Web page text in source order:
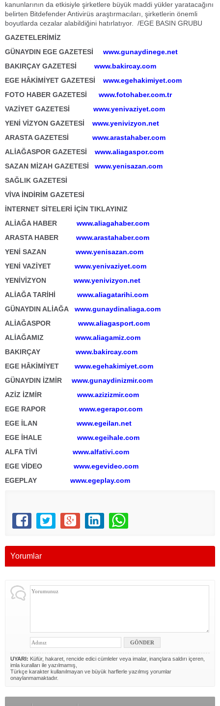
kanunlarının da etkisiyle şirketlere büyük maddi yükler yaratacağını
belirten Bitdefender Antivirüs araştırmacıları, şirketlerin önemli
boyutlarda cezalar alabildiğini hatırlatıyor. /EGE BASIN GRUBU
GAZETELERİMİZ
GÜNAYDIN EGE GAZETESİ
www.gunaydinege.net
BAKIRÇAY GAZETESİ www.bakircay.com
EGE HÂKİMİYET GAZETESİ
www.egehakimiyet.com
FOTO HABER GAZETESİ
www.fotohaber.com.tr
VAZİYET GAZETESİ www.yenivaziyet.com
YENİ VİZYON GAZETESİ
www.yenivizyon.net
ARASTA GAZETESİ www.arastahaber.com
ALİAĞASPOR GAZETESİ
www.aliagaspor.com
SAZAN MİZAH GAZETESİ
www.yenisazan.com
SAĞLIK GAZETESİ
VİVA İNDİRİM GAZETESİ
İNTERNET SİTELERİ İÇİN TIKLAYINIZ
ALİAĞA HABER www.aliagahaber.com
ARASTA HABER www.arastahaber.com
YENİ SAZAN www.yenisazan.com
YENİ VAZİYET www.yenivaziyet.com
YENİVİZYON www.yenivizyon.net
ALİAĞA TARİHİ www.aliagatarihi.com
GÜNAYDIN ALİAĞA
www.gunaydinaliaga.com
ALİAĞASPOR www.aliagasport.com
ALİAĞAMIZ www.aliagamiz.com
BAKIRÇAY www.bakircay.com
EGE HÂKİMİYET www.egehakimiyet.com
GÜNAYDIN İZMİR www.gunaydinizmir.com
AZİZ İZMİR www.azizizmir.com
EGE RAPOR www.egerapor.com
EGE İLAN www.egeilan.net
EGE İHALE www.egeihale.com
ALFA TİVİ www.alfativi.com
EGE VİDEO www.egevideo.com
EGEPLAY www.egeplay.com
Yorumlar
UYARI: Küfür, hakaret, rencide edici cümleler veya imalar, inançlara saldırı içeren,
imla kuralları ile yazılmamış,
Türkçe karakter kullanılmayan ve büyük harflerle yazılmış yorumlar
onaylanmamaktadır.